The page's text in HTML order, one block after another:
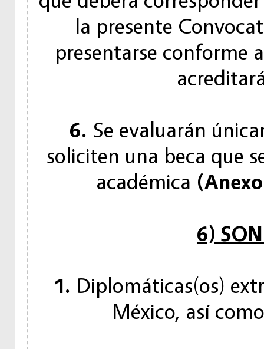
la presente
presentarse conforme
6. Se evaluarán
soliciten una beca que
académica
6)
1. Diplomáticas(os)
México, así